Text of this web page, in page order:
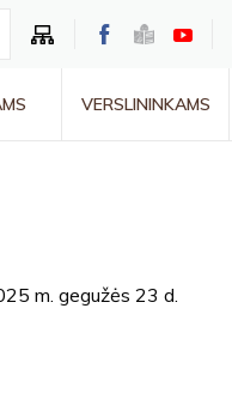
VERSLININKAMS
m. gegužės 23 d.